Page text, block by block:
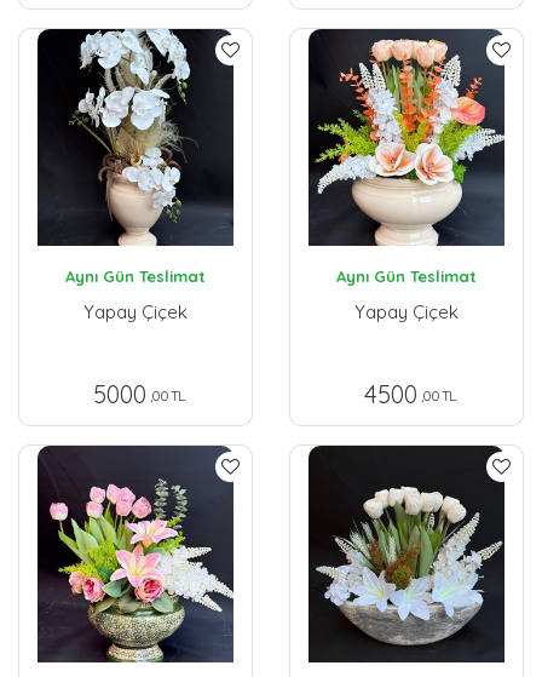
Aynı Gün Teslimat
Yapay Çiçek
5000 ,00 TL
Aynı Gün Teslimat
Yapay Çiçek
4500 ,00 TL